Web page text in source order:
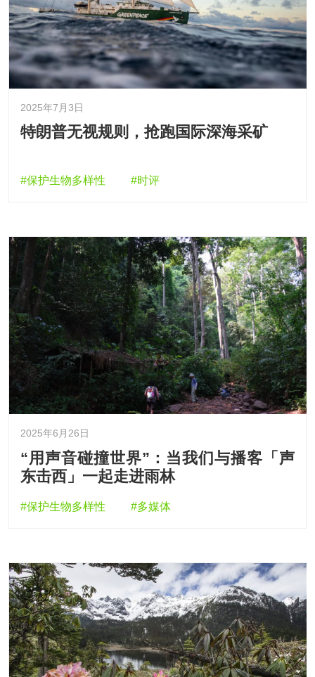
2025年7月3日
特朗普无视规则，抢跑国际深海采矿
#保护生物多样性 #时评
2025年6月26日
“用声音碰撞世界”：当我们与播客「声
东击西」一起走进雨林
#保护生物多样性 #多媒体